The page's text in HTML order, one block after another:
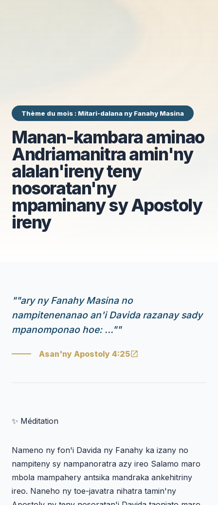
Thème du mois : Mitari-dalana ny Fanahy Masina
Manan-kambara aminao
Andriamanitra amin'ny
alalan'ireny teny
nosoratan'ny
mpaminany sy Apostoly
ireny
""ary ny Fanahy Masina no
nampitenenanao an'i Davida razanay sady
mpanomponao hoe: ...""
Asan'ny Apostoly 4:25
✨ Méditation
Nameno ny fon'i Davida ny Fanahy ka izany no
nampiteny sy nampanoratra azy ireo Salamo maro
mbola mampahery antsika mandraka ankehitriny
ireo. Naneho ny toe-javatra nihatra tamin'ny